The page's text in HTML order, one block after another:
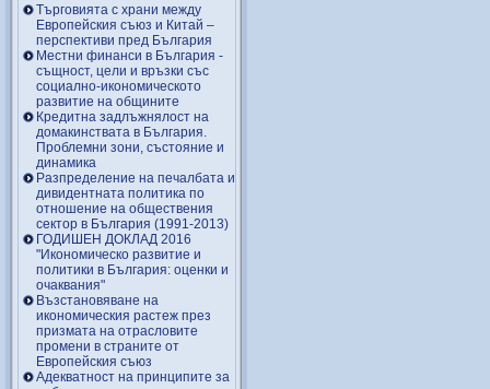
Търговията с храни между
Европейския съюз и Китай –
перспективи пред България
Местни финанси в България -
същност, цели и връзки със
социално-икономическото
развитие на общините
Кредитна задлъжнялост на
домакинствата в България.
Проблемни зони, състояние и
динамика
Разпределение на печалбата и
дивидентната политика по
отношение на обществения
сектор в България (1991-2013)
ГОДИШЕН ДОКЛАД 2016
"Икономическо развитие и
политики в България: оценки и
очаквания"
Възстановяване на
икономическия растеж през
призмата на отрасловите
промени в страните от
Европейския съюз
Адекватност на принципите за